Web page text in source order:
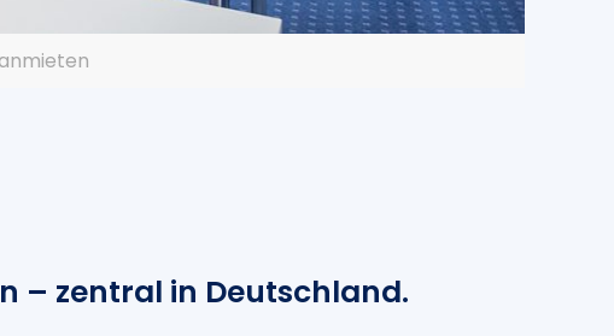
– zentral in Deutschland.